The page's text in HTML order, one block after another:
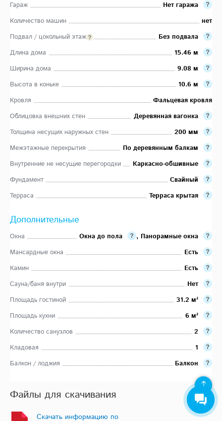
Гараж
Нет гаража
Количество машин
нет
Подвал / цокольный этаж
Без подвала
Длина дома
15.46 м
Ширина дома
9.08 м
Высота в коньке
10.6 м
Кровля
Фальцевая кровля
Облицовка внешних стен
Деревянная вагонка
Толщина несущих наружных стен
200 мм
Межэтажные перекрытия
По деревянным балкам
Внутренние не несущие перегородки
Каркасно-обшивные
Фундамент
Свайный
Терраса
Терраса крытая
Дополнительные
Окна Окна до пола , Панорамные окна
Мансардные окна
Есть
Камин
Есть
Сауна/баня внутри
Нет
Площадь гостиной
31.2 м²
Площадь кухни
6 м²
Количество санузлов
2
Кладовая
1
Балкон / лоджия
Балкон
Файлы для скачивания
Скачать информацию по